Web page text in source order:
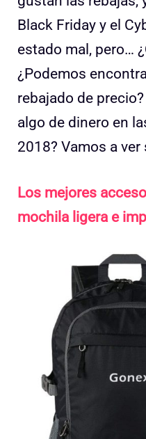
Black Friday y el
estado mal, pero…
¿Podemos
rebajado de
algo de dinero en
2018? Vamos a
Los mejores
mochila ligera e